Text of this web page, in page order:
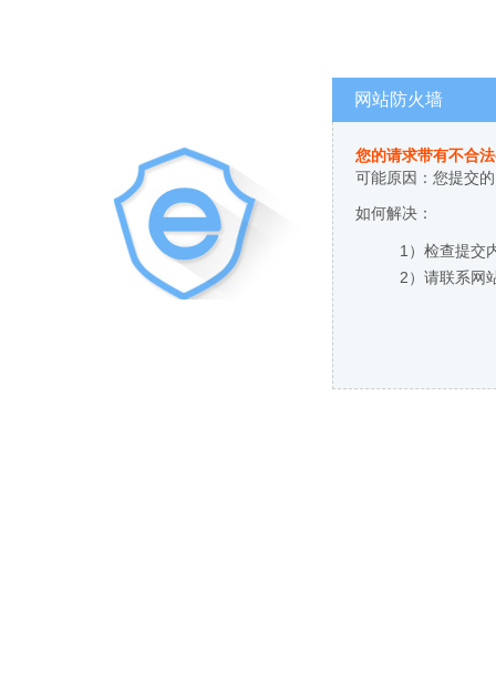
网站防火墙
您的请求带有不合
可能原因：您提交
如何解决：
1）检查提交
2）请联系网